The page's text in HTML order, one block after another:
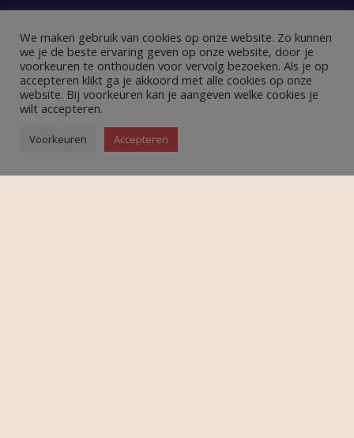
We maken gebruik van cookies op onze website. Zo kunnen
we je de beste ervaring geven op onze website, door je
voorkeuren te onthouden voor vervolg bezoeken. Als je op
accepteren klikt ga je akkoord met alle cookies op onze
website. Bij voorkeuren kan je aangeven welke cookies je
wilt accepteren.
Voorkeuren Accepteren